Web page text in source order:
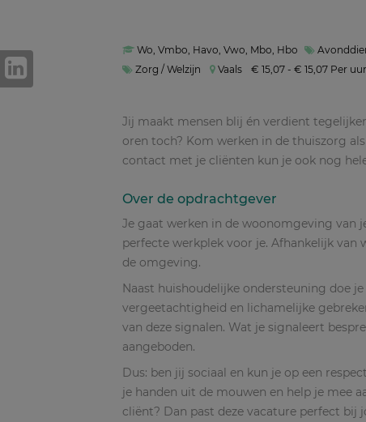
Wo, Vmbo, Havo, Vwo, Mbo, Hbo
Zorg / Welzijn
Vaals € 15,07 - € 15,07 Per uur
Jij maakt mensen blij én verdient
oren toch? Kom werken in de thuiszorg
contact met je cliënten kun je ook nog
Over de opdrachtgever
Je gaat werken in de woonomgeving van
perfecte werkplek voor je. Afhankelijk
de omgeving.
Naast huishoudelijke ondersteuning doe
vergeetachtigheid en lichamelijke
van deze signalen. Wat je signaleert
aangeboden.
Dus: ben jij sociaal en kun je op een
je handen uit de mouwen en help je mee
cliënt? Dan past deze vacature perfect bij